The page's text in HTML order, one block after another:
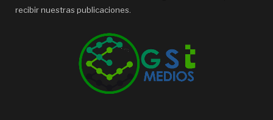
recibir nuestras publicaciones.